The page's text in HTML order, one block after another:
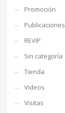
Promoción
Publicaciones
REVIP
Sin categoría
Tienda
Videos
Visitas